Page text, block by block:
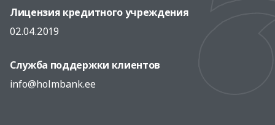
Лицензия кредитного учреждения
02.04.2019
Служба поддержки клиентов
info@holmbank.ee